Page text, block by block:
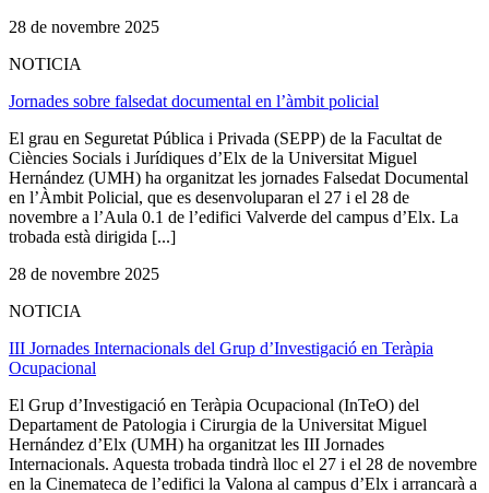
28 de novembre 2025
NOTICIA
Jornades sobre falsedat documental en l’àmbit policial
El grau en Seguretat Pública i Privada (SEPP) de la Facultat de
Ciències Socials i Jurídiques d’Elx de la Universitat Miguel
Hernández (UMH) ha organitzat les jornades Falsedat Documental
en l’Àmbit Policial, que es desenvoluparan el 27 i el 28 de
novembre a l’Aula 0.1 de l’edifici Valverde del campus d’Elx. La
trobada està dirigida [...]
28 de novembre 2025
NOTICIA
III Jornades Internacionals del Grup d’Investigació en Teràpia
Ocupacional
El Grup d’Investigació en Teràpia Ocupacional (InTeO) del
Departament de Patologia i Cirurgia de la Universitat Miguel
Hernández d’Elx (UMH) ha organitzat les III Jornades
Internacionals. Aquesta trobada tindrà lloc el 27 i el 28 de novembre
en la Cinemateca de l’edifici la Valona al campus d’Elx i arrancarà a